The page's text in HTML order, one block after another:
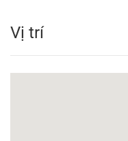
Vị trí